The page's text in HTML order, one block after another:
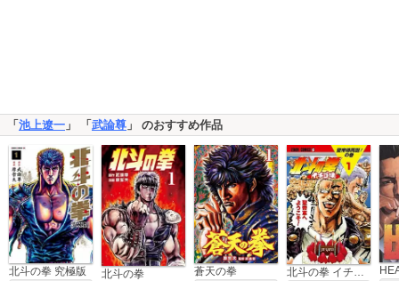
「池上遼一 」 「武論尊 」 のおすすめ作品
北斗の拳 究極版 北斗の拳 蒼天の拳